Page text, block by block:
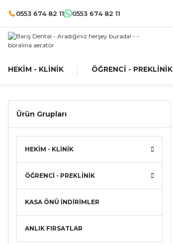
0553 674 82 11 0553 674 82 11
HEKİM - KLİNİK ÖĞRENCİ - PREKLİNİK
Ürün Grupları
HEKİM - KLİNİK
ÖĞRENCİ - PREKLİNİK
KASA ÖNÜ İNDİRİMLER
ANLIK FIRSATLAR